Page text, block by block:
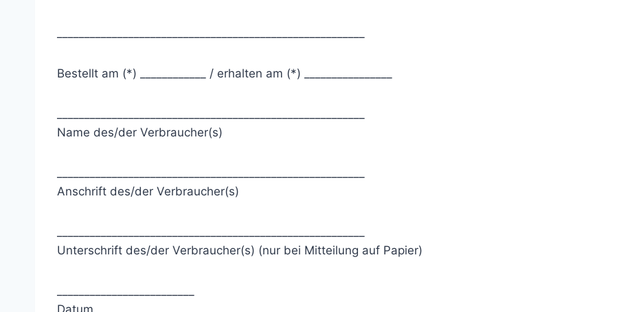
Bestellt am (*) ____________ / erhalten am (*) ________________
Name des/der Verbraucher(s)
Anschrift des/der Verbraucher(s)
Unterschrift des/der Verbraucher(s) (nur bei Mitteilung auf Papier)
Datum